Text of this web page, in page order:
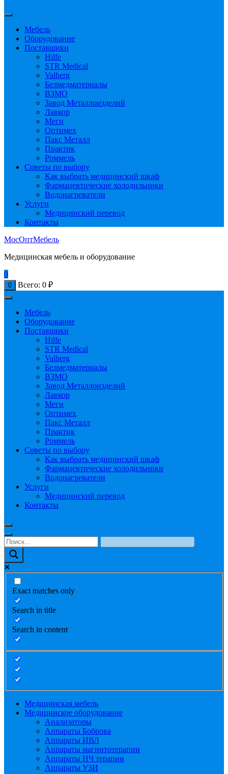
Мебель
Оборудование
Поставщики
Hilfe
STR Medical
Valberg
Белмедматериалы
ВЗМО
Завод Металлоизделий
Лавкор
Меги
Оптимех
Пакс Металл
Практик
Роммель
Советы по выбору
Как выбрать медицинский шкаф
Фармацевтические холодильники
Водонагреватели
Услуги
Медицинский перевод
Контакты
МосОптМебель
Медицинская мебель и оборудование
0
0 Всего: 0 ₽
Мебель
Оборудование
Поставщики
Hilfe
STR Medical
Valberg
Белмедматериалы
ВЗМО
Завод Металлоизделий
Лавкор
Меги
Оптимех
Пакс Металл
Практик
Роммель
Советы по выбору
Как выбрать медицинский шкаф
Фармацевтические холодильники
Водонагреватели
Услуги
Медицинский перевод
Контакты
Exact matches only
Search in title
Search in content
Медицинская мебель
Медицинское оборудование
Анализаторы
Аппараты Боброва
Аппараты ИВЛ
Аппараты магнитотерапии
Аппараты НЧ терапии
Аппараты УЗИ